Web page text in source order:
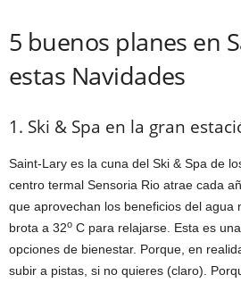
5 buenos planes en
estas Navidades
1. Ski & Spa en la gran
Saint-Lary es la cuna del Ski & Spa de
centro termal Sensoria Rio atrae cada
que aprovechan los beneficios del agua
brota a 32o C para relajarse. Esta es
opciones de bienestar. Porque, en
subir a pistas, si no quieres (claro).